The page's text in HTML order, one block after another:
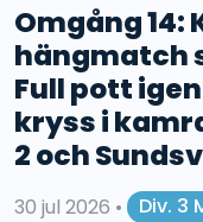
Omgång 14:
hängmatch
Full pott
kryss i
2 och
30 jul 2026 •
Div. 3